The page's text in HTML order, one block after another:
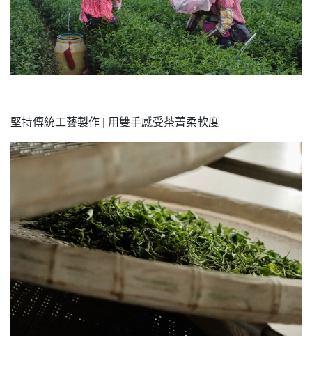
堅持傳統工藝製作 | 用雙手感受茶菁柔軟度